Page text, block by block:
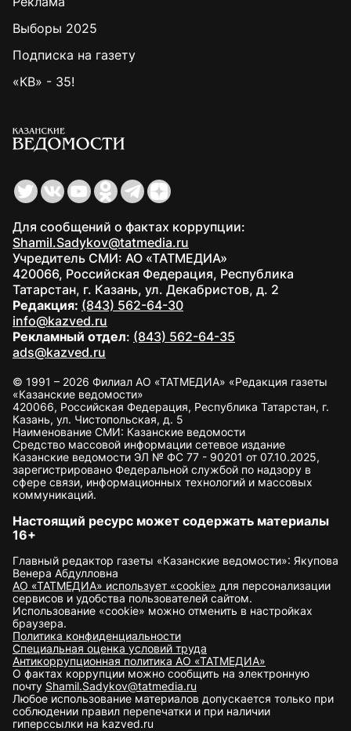
Выборы 2025
Подписка на газету
«КВ» - 35!
Для сообщений о фактах коррупции:
Shamil.Sadykov@tatmedia.ru
Учредитель СМИ: АО «ТАТМЕДИА»
420066, Российская Федерация, Республика
Татарстан, г. Казань, ул. Декабристов, д. 2
Редакция: (843) 562-64-30
info@kazved.ru
Рекламный отдел: (843) 562-64-35
ads@kazved.ru
© 1991 – 2026 Филиал АО «ТАТМЕДИА» «Редакция газеты
«Казанские ведомости»
420066, Российская Федерация, Республика Татарстан, г.
Казань, ул. Чистопольская, д. 5
Наименование СМИ: Казанские ведомости
Средство массовой информации сетевое издание
Казанские ведомости ЭЛ № ФС 77 - 90201 от 07.10.2025,
зарегистрировано Федеральной службой по надзору в
сфере связи, информационных технологий и массовых
коммуникаций.
Настоящий ресурс может содержать материалы
16+
Главный редактор газеты «Казанские ведомости»: Якупова
Венера Абдулловна
АО «ТАТМЕДИА» использует «cookie» для персонализации
сервисов и удобства пользователей сайтом.
Использование «cookie» можно отменить в настройках
браузера.
Политика конфиденциальности
Специальная оценка условий труда
Антикоррупционная политика АО «ТАТМЕДИА»
О фактах коррупции можно сообщить на электронную
почту Shamil.Sadykov@tatmedia.ru
Любое использование материалов допускается только при
соблюдении правил перепечатки и при наличии
гиперссылки на kazved.ru